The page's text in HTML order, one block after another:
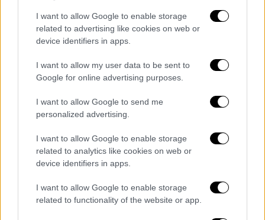
I want to allow Google to enable storage
related to advertising like cookies on web or
device identifiers in apps.
I want to allow my user data to be sent to
Google for online advertising purposes.
I want to allow Google to send me
personalized advertising.
I want to allow Google to enable storage
related to analytics like cookies on web or
device identifiers in apps.
I want to allow Google to enable storage
related to functionality of the website or app.
img_6052.jpg
Copyright: Ethnos.gr / Άθα Σκοταρά
«Αγαπώ την πατρίδα μου και δεν είμαι
ούτε ακροδεξιός ούτε φασίστας»
Αναρωτιέμαι πώς γίνεται σε μια κοινωνία
να υπάρχει τόση αμάθεια. «Άλλο ακούω κι
άλλο μαθαίνω. Είναι δύο διαφορετικά
πράγματα. Βομβαρδιζόμαστε από ειδήσεις.
Δεν έχουμε, όμως, τον χρόνο ούτε τη δύναμη
να αναλύσουμε την πληροφορία. Αυτό,